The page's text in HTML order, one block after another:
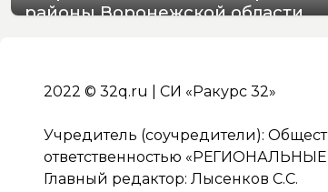
районы Воронежской области
2022 © 32q.ru | СИ «Ракурс 32»
Учредитель (соучредители):
ответственностью
Главный редактор: Лысенков С.С.